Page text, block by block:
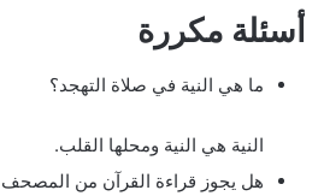
أسئلة مكررة
ما هي النية في صلاة التهجد؟
النية هي النية ومحلها القلب.
هل يجوز قراءة القرآن من المصحف